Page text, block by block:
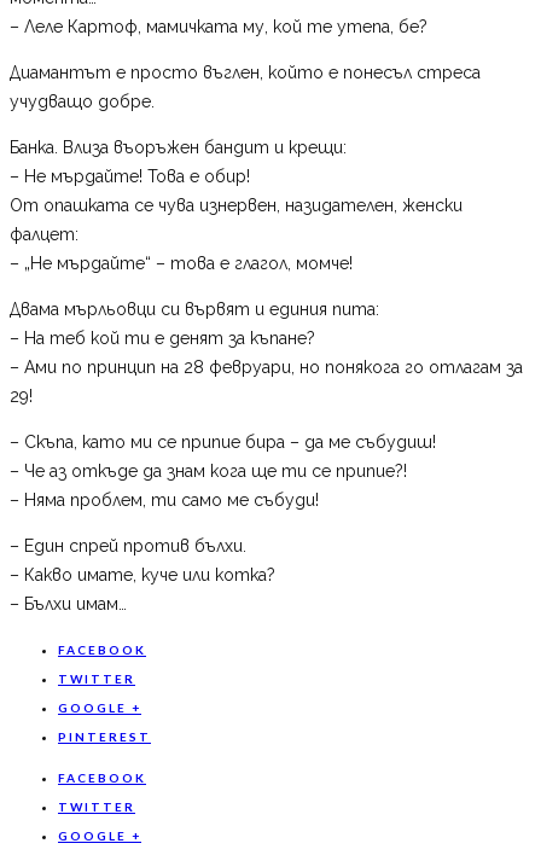
– Леле Картоф, мамичката му, кой те утепа, бе?
Диамантът е просто въглен, който е понесъл стреса
учудващо добре.
Банка. Влиза въоръжен бандит и крещи:
– Не мърдайте! Това е обир!
От опашката се чува изнервен, назидателен, женски
фалцет:
– „Не мърдайте“ – това е глагол, момче!
Двама мърльовци си вървят и единия пита:
– На теб кой ти е денят за къпане?
– Ами по принцип на 28 февруари, но понякога го отлагам за
29!
– Скъпа, като ми се припие бира – да ме събудиш!
– Че аз откъде да знам кога ще ти се припие?!
– Няма проблем, ти само ме събуди!
– Един спрей против бълхи.
– Какво имате, куче или котка?
– Бълхи имам…
FACEBOOK
TWITTER
GOOGLE +
PINTEREST
FACEBOOK
TWITTER
GOOGLE +